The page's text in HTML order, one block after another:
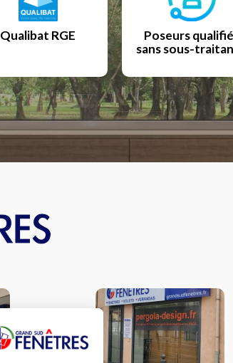
Qualibat RGE
Poseurs
sans sous-